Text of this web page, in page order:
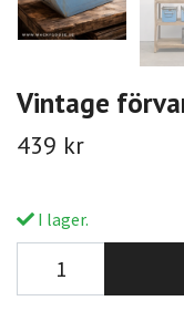
Vintage
439 kr
I lager.